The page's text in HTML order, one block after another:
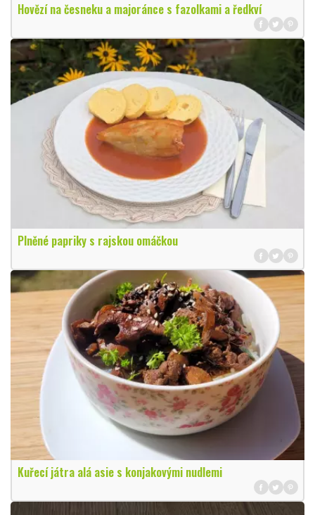
Hovězí na česneku a majoránce s fazolkami a ředkví
Plněné papriky s rajskou omáčkou
Kuřecí játra alá asie s konjakovými nudlemi